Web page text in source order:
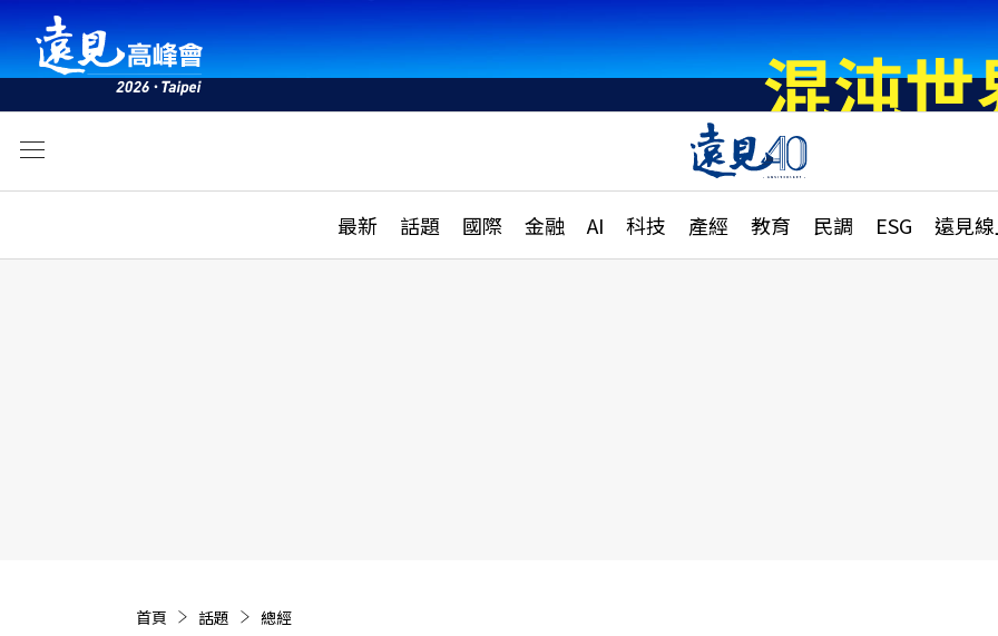
最新 話題 國際 金融 AI 科技 產經 教育 民調 ESG 遠見
活動
話題
國際
特輯
大學升學、職涯攻略
縣市施政調查全解析
首頁 話題 總經